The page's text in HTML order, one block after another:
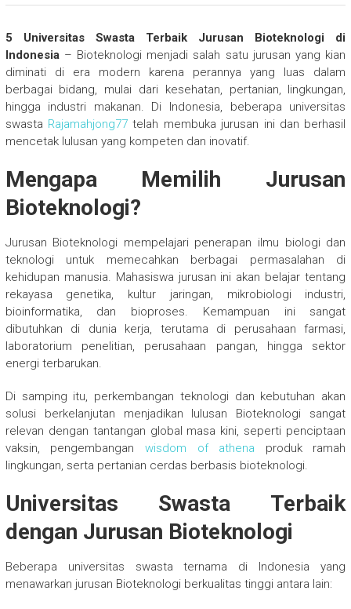
5 Universitas Swasta Terbaik Jurusan Bioteknologi di
Indonesia– Bioteknologi menjadi salah satu jurusan yang kian
diminati di era modern karena perannya yang luas dalam
berbagai bidang, mulai dari kesehatan, pertanian, lingkungan,
hingga industri makanan. Di Indonesia, beberapa universitas
swasta Rajamahjong77 telah membuka jurusan ini dan berhasil
mencetak lulusan yang kompeten dan inovatif.
Mengapa Memilih Jurusan
Bioteknologi?
Jurusan Bioteknologi mempelajari penerapan ilmu biologi dan
teknologi untuk memecahkan berbagai permasalahan di
kehidupan manusia. Mahasiswa jurusan ini akan belajar tentang
rekayasa genetika, kultur jaringan, mikrobiologi industri,
bioinformatika, dan bioproses. Kemampuan ini sangat
dibutuhkan di dunia kerja, terutama di perusahaan farmasi,
laboratorium penelitian, perusahaan pangan, hingga sektor
energi terbarukan.
Di samping itu, perkembangan teknologi dan kebutuhan akan
solusi berkelanjutan menjadikan lulusan Bioteknologi sangat
relevan dengan tantangan global masa kini, seperti penciptaan
vaksin, pengembangan wisdom of athena produk ramah
lingkungan, serta pertanian cerdas berbasis bioteknologi.
Universitas Swasta Terbaik
dengan Jurusan Bioteknologi
Beberapa universitas swasta ternama di Indonesia yang
menawarkan jurusan Bioteknologi berkualitas tinggi antara lain: